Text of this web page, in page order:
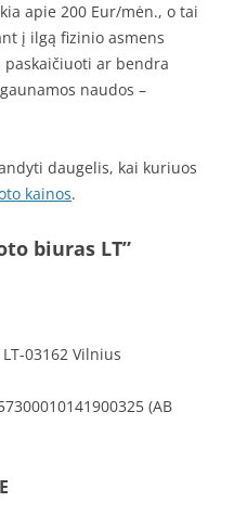
apie 200 Eur/mėn., o tai
į ilgą fizinio asmens
ar bendra
naudos –
daugelis, kai kuriuos
kainos.
biuras LT”
03162 Vilnius
(AB